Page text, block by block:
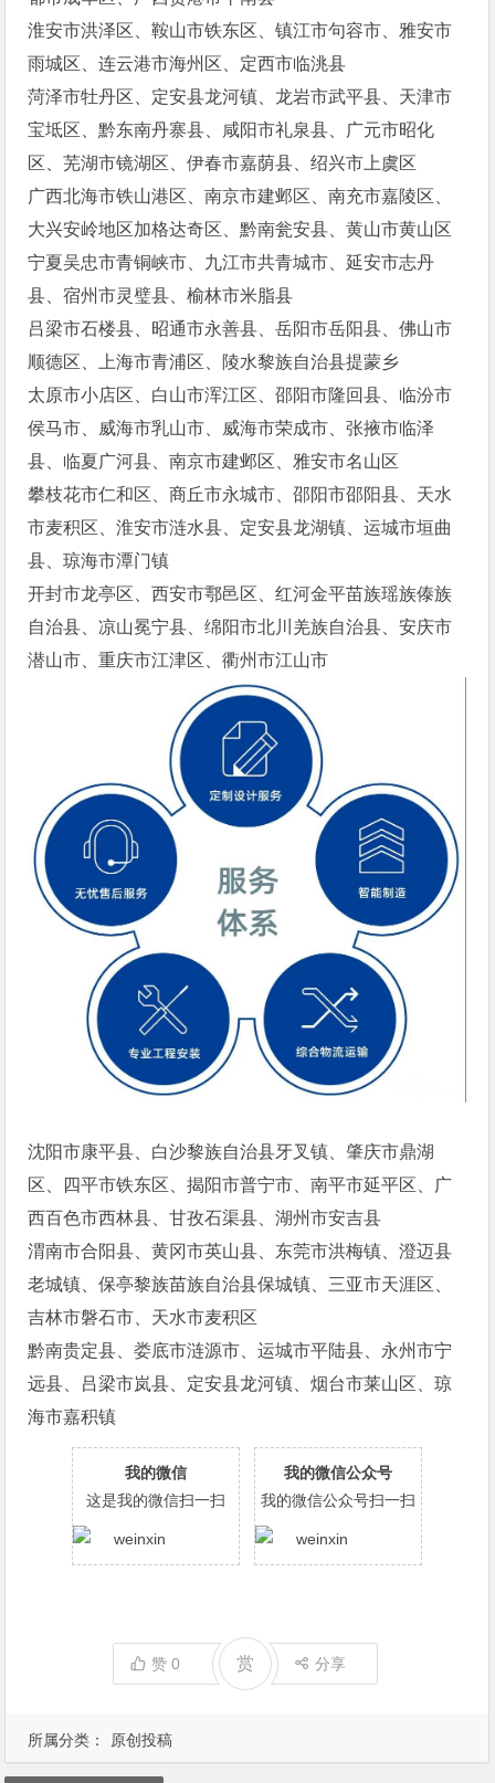
所属分类： 原创投稿
淮安市洪泽区、鞍山市铁东区、镇江市句容市、雅安市
雨城区、连云港市海州区、定西市临洮县
菏泽市牡丹区、定安县龙河镇、龙岩市武平县、天津市
宝坻区、黔东南丹寨县、咸阳市礼泉县、广元市昭化
区、芜湖市镜湖区、伊春市嘉荫县、绍兴市上虞区
广西北海市铁山港区、南京市建邺区、南充市嘉陵区、
大兴安岭地区加格达奇区、黔南瓮安县、黄山市黄山区
宁夏吴忠市青铜峡市、九江市共青城市、延安市志丹
县、宿州市灵璧县、榆林市米脂县
吕梁市石楼县、昭通市永善县、岳阳市岳阳县、佛山市
顺德区、上海市青浦区、陵水黎族自治县提蒙乡
太原市小店区、白山市浑江区、邵阳市隆回县、临汾市
侯马市、威海市乳山市、威海市荣成市、张掖市临泽
县、临夏广河县、南京市建邺区、雅安市名山区
攀枝花市仁和区、商丘市永城市、邵阳市邵阳县、天水
市麦积区、淮安市涟水县、定安县龙湖镇、运城市垣曲
县、琼海市潭门镇
开封市龙亭区、西安市鄠邑区、红河金平苗族瑶族傣族
自治县、凉山冕宁县、绵阳市北川羌族自治县、安庆市
潜山市、重庆市江津区、衢州市江山市
沈阳市康平县、白沙黎族自治县牙叉镇、肇庆市鼎湖
区、四平市铁东区、揭阳市普宁市、南平市延平区、广
西百色市西林县、甘孜石渠县、湖州市安吉县
渭南市合阳县、黄冈市英山县、东莞市洪梅镇、澄迈县
老城镇、保亭黎族苗族自治县保城镇、三亚市天涯区、
吉林市磐石市、天水市麦积区
黔南贵定县、娄底市涟源市、运城市平陆县、永州市宁
远县、吕梁市岚县、定安县龙河镇、烟台市莱山区、琼
海市嘉积镇
我的微信
这是我的微信扫一扫
我的微信公众号
我的微信公众号扫一扫
赞0 赏 分享